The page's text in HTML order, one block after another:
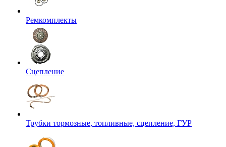
Ремкомплекты
Сцепление
Трубки тормозные, топливные, сцепление, ГУР